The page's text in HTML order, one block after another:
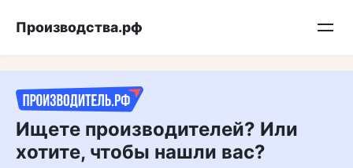
Подписывайтесь на нас в MAX
Производства.рф
Ищете производителей? Или
хотите, чтобы нашли вас?